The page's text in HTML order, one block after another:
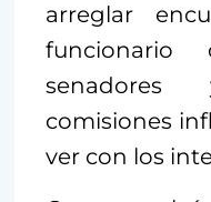
arreglar
comisiones
ver con los